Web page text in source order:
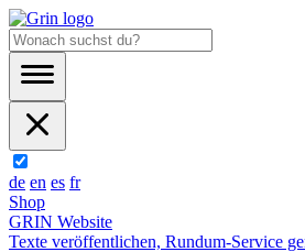
de en es fr
Shop
GRIN Website
Texte veröffentlichen, Rundum-Service